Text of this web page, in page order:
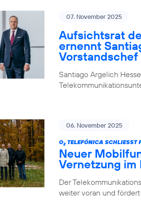
07. November 2025
Aufsichtsrat
ernennt
Vorstandschef
Santiago Argelich
06. November 2025
O2 TELEFÓNICA SCHLIESST
Neuer
Vernetzung im
Der
weiter voran und